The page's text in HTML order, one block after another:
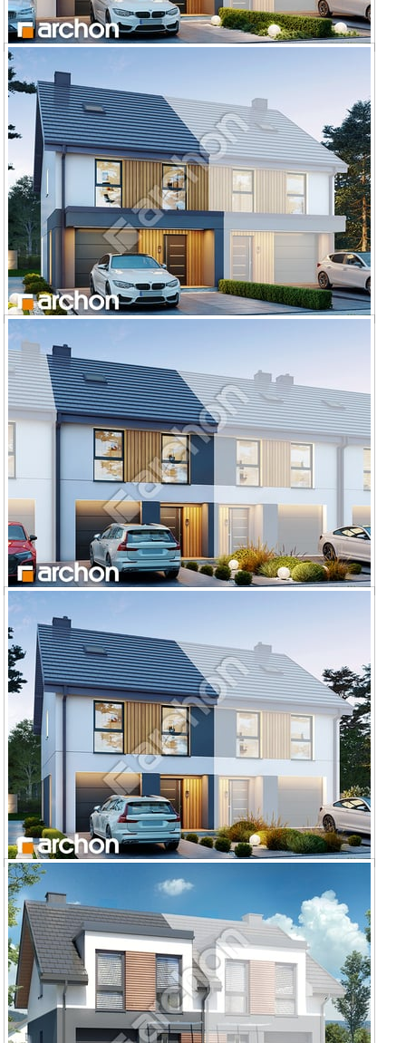
Dom w riveach 26 (GSE)
Dom w riveach 26 (GBE)
Dom w riveach 27 (GSE)
Dom w riveach 27 (GBE)